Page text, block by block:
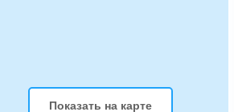
Показать на карте